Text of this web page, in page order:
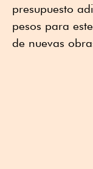
presupuesto
pesos para
de nuevas